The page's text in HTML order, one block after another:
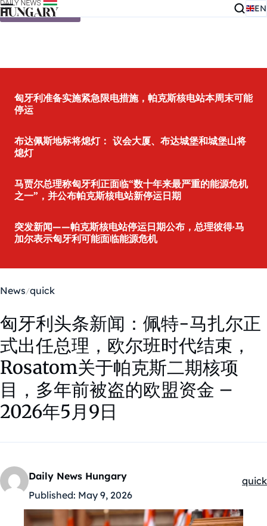
Skip to content EN
匈牙利准备实施紧急限电措施，帕克斯核电站本周末可能
停运
布达佩斯地标将熄灯： 议会大厦、布达城堡和城堡山将
熄灯
马贾尔总理称匈牙利正面临“数十年来最严重的能源危机
之一”，并公布帕克斯核电站新停运日期
突发新闻——帕克斯核电站停运日期公布，总理彼得·马
加尔表示匈牙利可能面临能源危机
News quick
匈牙利头条新闻：佩特-马扎尔正
式出任总理，欧尔班时代结束，
Rosatom关于帕克斯二期核项
目，多年前被盗的欧盟资金 –
2026年5月9日
Daily News Hungary
Published: May 9, 2026
quick